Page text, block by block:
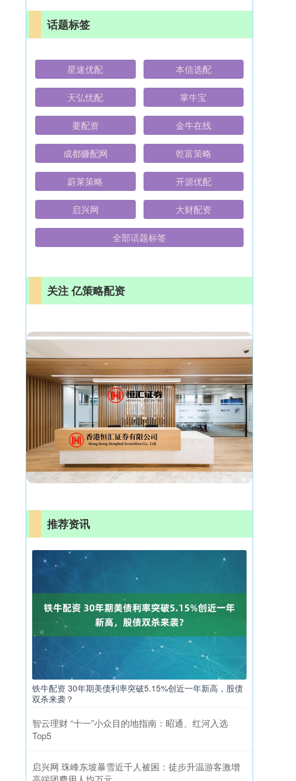
话题标签
星速优配 本信选配
天弘忧配 掌牛宝
要配资 金牛在线
成都赚配网 乾富策略
蔚莱策略 开源优配
启兴网 大财配资
全部话题标签
关注 亿策略配资
推荐资讯
铁牛配资 30年期美债利率突破5.15%创近一年新高，股债
双杀来袭？
智云理财 “十一”小众目的地指南：昭通、红河入选
Top5
启兴网 珠峰东坡暴雪近千人被困：徒步升温游客激增